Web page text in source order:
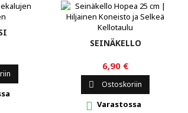
SEINÄKELLO
6,90 €
 Ostoskoriin
 Varastossa